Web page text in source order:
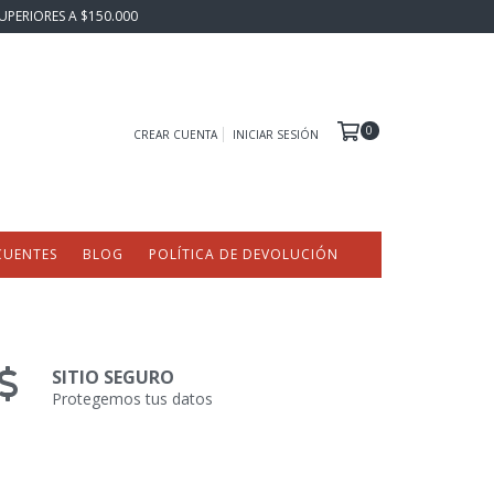
A $150.000
CREAR CUENTA INICIAR SESIÓN 0
BLOG POLÍTICA DE DEVOLUCIÓN
SITIO SEGURO
Protegemos tus datos